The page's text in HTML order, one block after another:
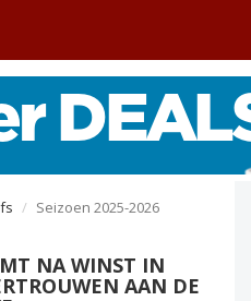
Seizoen 2025-2026
NA WINST IN
AAN DE